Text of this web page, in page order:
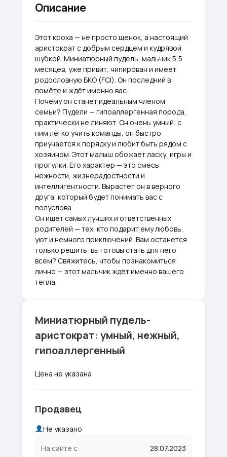
Описание
Этот кроха — не просто щенок, а настоящий
аристократ с добрым сердцем и кудрявой
шубкой. Миниатюрный пудель, мальчик 5,5
месяцев, уже привит, чипирован и имеет
родословную БКО (FCI). Он последний в
помёте и ждёт именно вас.
Почему он станет идеальным членом
семьи? Пудели — гипоаллергенная порода,
практически не линяют. Он очень умный: с
ним легко учить команды, он быстро
приучается к порядку и любит быть рядом с
хозяином. Этот малыш обожает ласку, игры и
прогулки. Его характер — это смесь
нежности, жизнерадостности и
интеллигентности. Вырастет он в верного
друга, который будет понимать вас с
полуслова.
Он ищет самых лучших и ответственных
родителей — тех, кто подарит ему любовь,
уют и немного приключений. Вам останется
только решить: вы готовы стать для него
всем? Свяжитесь, чтобы познакомиться
лично — этот мальчик ждёт именно вашего
тепла.
Миниатюрный пудель-
аристократ: умный, нежный,
гипоаллергенный
Цена не указана
Продавец
Не указано
На сайте с:
28.07.2023